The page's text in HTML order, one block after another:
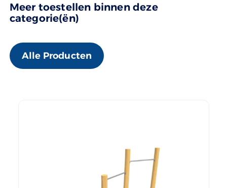
Meer toestellen binnen deze
categorie(ën)
Alle Producten